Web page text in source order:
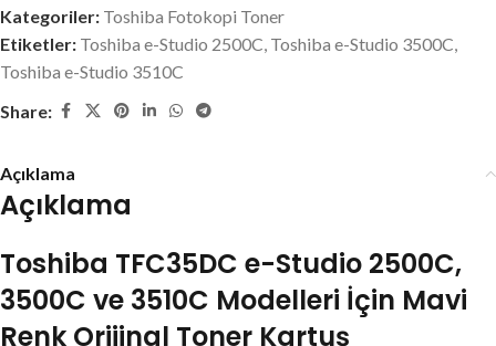
Kategoriler: Toshiba Fotokopi Toner
Etiketler: Toshiba e-Studio 2500C, Toshiba e-Studio 3500C,
Toshiba e-Studio 3510C
Share:
Açıklama
Açıklama
Toshiba TFC35DC e-Studio 2500C,
3500C ve 3510C Modelleri İçin Mavi
Renk Orijinal Toner Kartuş